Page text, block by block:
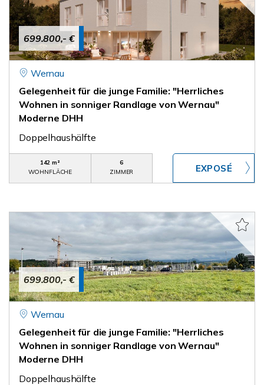
699.800,- €
Wernau
Gelegenheit für die junge Familie: "Herrliches
Wohnen in sonniger Randlage von Wernau"
Moderne DHH
Doppelhaushälfte
142 m²
WOHNFLÄCHE
6
ZIMMER
699.800,- €
Wernau
Gelegenheit für die junge Familie: "Herrliches
Wohnen in sonniger Randlage von Wernau"
Moderne DHH
Doppelhaushälfte